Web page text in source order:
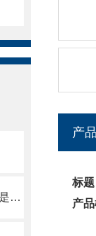
如何判断 SEKO 的 AKS803 计量泵是否需要维修？
产
标
产